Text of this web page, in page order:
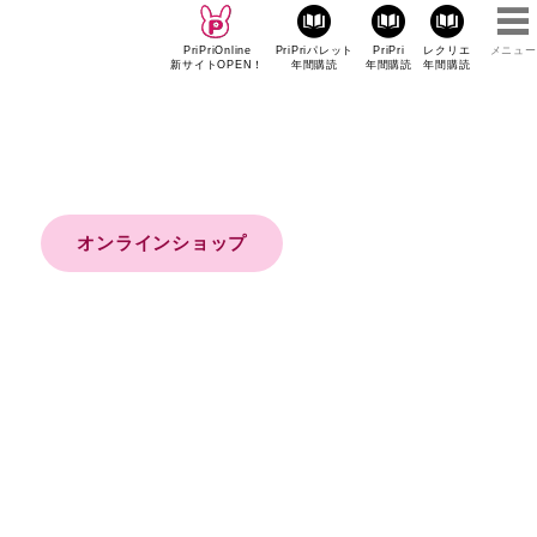
PriPriOnline
新サイトOPEN！
PriPriパレット
年間購読
PriPri
年間購読
レクリエ
年間購読
メニュー
オンラインショップ